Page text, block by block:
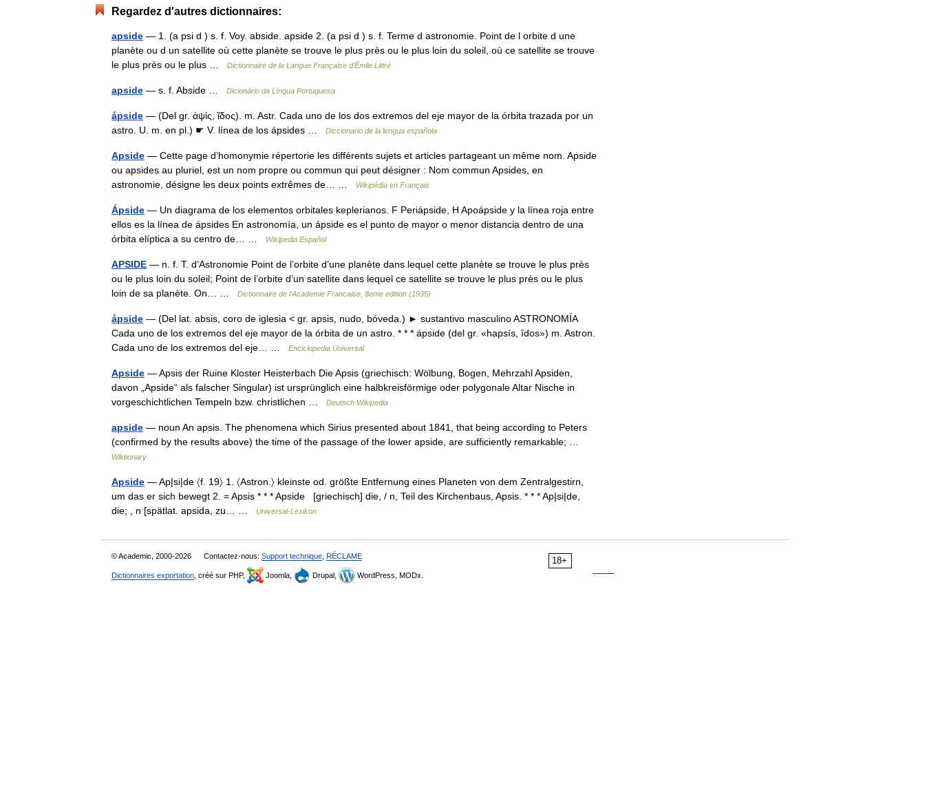
Regardez d'autres dictionnaires:
apside — 1. (a psi d ) s. f. Voy. abside. apside 2. (a psi d ) s. f. Terme d astronomie. Point de l orbite d une
planète ou d un satellite où cette planète se trouve le plus près ou le plus loin du soleil, où ce satellite se trouve
le plus près ou le plus …
Dictionnaire de la Langue Française d'Émile Littré
apside — s. f. Abside … Dicionário da Língua Portuguesa
ápside — (Del gr. ἀψίς, ῖδος). m. Astr. Cada uno de los dos extremos del eje mayor de la órbita trazada por un
astro. U. m. en pl.) ☛ V. línea de los ápsides …
Diccionario de la lengua española
Apside — Cette page d’homonymie répertorie les différents sujets et articles partageant un même nom. Apside
ou apsides au pluriel, est un nom propre ou commun qui peut désigner : Nom commun Apsides, en
astronomie, désigne les deux points extrêmes de… …
Wikipédia en Français
Ápside — Un diagrama de los elementos orbitales keplerianos. F Periápside, H Apoápside y la línea roja entre
ellos es la línea de ápsides En astronomía, un ápside es el punto de mayor o menor distancia dentro de una
órbita elíptica a su centro de… …
Wikipedia Español
APSIDE — n. f. T. d’Astronomie Point de l’orbite d’une planète dans lequel cette planète se trouve le plus près
ou le plus loin du soleil; Point de l’orbite d’un satellite dans lequel ce satellite se trouve le plus près ou le plus
loin de sa planète. On… …
Dictionnaire de l'Academie Francaise, 8eme edition (1935)
ápside — (Del lat. absis, coro de iglesia < gr. apsis, nudo, bóveda.) ► sustantivo masculino ASTRONOMÍA
Cada uno de los extremos del eje mayor de la órbita de un astro. * * * ápside (del gr. «hapsís, îdos») m. Astron.
Cada uno de los extremos del eje… …
Enciclopedia Universal
Apside — Apsis der Ruine Kloster Heisterbach Die Apsis (griechisch: Wölbung, Bogen, Mehrzahl Apsiden,
davon „Apside“ als falscher Singular) ist ursprünglich eine halbkreisförmige oder polygonale Altar Nische in
vorgeschichtlichen Tempeln bzw. christlichen …
Deutsch Wikipedia
apside — noun An apsis. The phenomena which Sirius presented about 1841, that being according to Peters
(confirmed by the results above) the time of the passage of the lower apside, are sufficiently remarkable; …
Wiktionary
Apside — Ap|si|de 〈f. 19〉 1. 〈Astron.〉 kleinste od. größte Entfernung eines Planeten von dem Zentralgestirn,
um das er sich bewegt 2. = Apsis * * * Apside [griechisch] die, / n, Teil des Kirchenbaus, Apsis. * * * Ap|si|de,
die; , n [spätlat. apsida, zu… …
Universal-Lexikon
18+
© Academic, 2000-2026 Contactez-nous: Support technique RÉCLAME
Dictionnaires exportation , créé sur PHP, Joomla, Drupal, WordPress, MODx.